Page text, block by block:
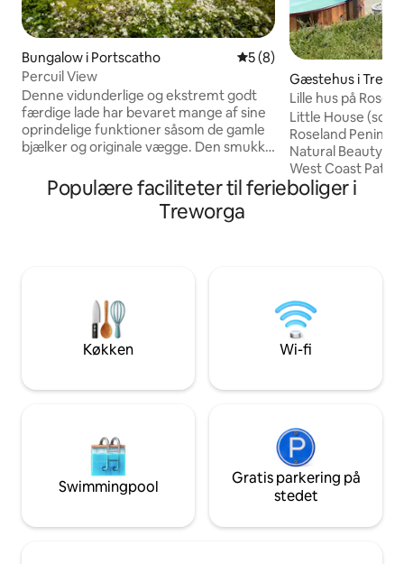
Bungalow i Portscatho 5 ud af 5 i gennemsnitlig
5 (8)
Percuil View
Denne vidunderlige og ekstremt godt
færdige lade har bevaret mange af sine
oprindelige funktioner såsom de gamle
bjælker og originale vægge. Den smukke
med en stor stue i åben planløsning med
fuldt udstyret køkken og brændeovn til
den anden. Et stort soveværelse med
perfekte omgivelser, hvor du kan sidde
og slappe af
Gæstehus i
Lille hus på
Little House
Roseland
Natural Beauty. I
West Coast Path
strande
Soveværelse/
spabad, begge
venligst på
første nat, 5 £
Populære faciliteter til ferieboliger i
Treworga
Køkken Wi-fi
Swimmingpool
Gratis parkering på
stedet